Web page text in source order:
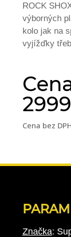
ROCK
výborných
kolo jak na
vyjížďky
Cena bez
Značka: